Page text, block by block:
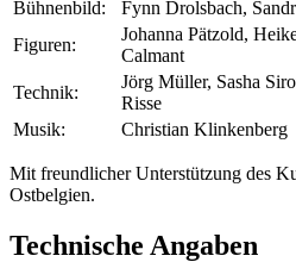
Bühnenbild:
Fynn Drolsbach,
Figuren:
Johanna Pätzold,
Calmant
Technik:
Jörg Müller, Sasha
Risse
Musik:
Christian Klinkenberg
Mit freundlicher Unterstützung des
Ostbelgien.
Technische Angaben